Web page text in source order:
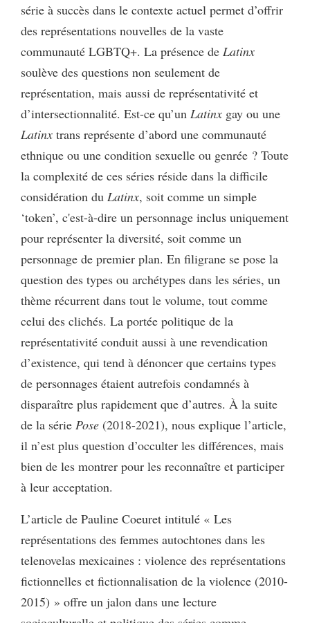
série à succès dans le contexte actuel permet d’offrir
des représentations nouvelles de la vaste
communauté LGBTQ+. La présence de Latinx
soulève des questions non seulement de
représentation, mais aussi de représentativité et
d’intersectionnalité. Est-ce qu’un Latinx gay ou une
Latinx trans représente d’abord une communauté
ethnique ou une condition sexuelle ou genrée ? Toute
la complexité de ces séries réside dans la difficile
considération du Latinx, soit comme un simple
‘token’, c'est-à-dire un personnage inclus uniquement
pour représenter la diversité, soit comme un
personnage de premier plan. En filigrane se pose la
question des types ou archétypes dans les séries, un
thème récurrent dans tout le volume, tout comme
celui des clichés. La portée politique de la
représentativité conduit aussi à une revendication
d’existence, qui tend à dénoncer que certains types
de personnages étaient autrefois condamnés à
disparaître plus rapidement que d’autres. À la suite
de la série Pose (2018-2021), nous explique l’article,
il n’est plus question d’occulter les différences, mais
bien de les montrer pour les reconnaître et participer
à leur acceptation.
L’article de Pauline Coeuret intitulé « Les
représentations des femmes autochtones dans les
telenovelas mexicaines : violence des représentations
fictionnelles et fictionnalisation de la violence (2010-
2015) » offre un jalon dans une lecture